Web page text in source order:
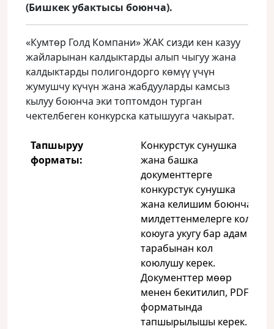
(Бишкек убактысы боюнча).
«Кумтөр Голд Компани» ЖАК сизди кен казуу
жайларынан калдыктарды алып чыгуу жана
калдыктарды полигондорго көмүү үчүн
жумушчу күчүн жана жабдууларды камсыз
кылуу боюнча эки топтомдон турган
чектелбеген конкурска катышууга чакырат.
Тапшыруу
форматы:
Конкурстук сунушка
жана башка
документтерге
конкурстук сунушка
жана келишим боюнча
милдеттенмелерге кол
коюуга укугу бар адам
тарабынан кол
коюлушу керек.
Документтер мөөр
менен бекитилип, PDF
форматында
тапшырылышы керек.